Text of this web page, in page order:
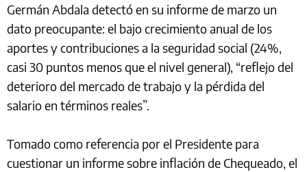
Germán Abdala detectó en su informe de marzo un
dato preocupante: el bajo crecimiento anual de los
aportes y contribuciones a la seguridad social (24%,
casi 30 puntos menos que el nivel general), “reflejo del
deterioro del mercado de trabajo y la pérdida del
salario en términos reales”.
Tomado como referencia por el Presidente para
cuestionar un informe sobre inflación de Chequeado, el